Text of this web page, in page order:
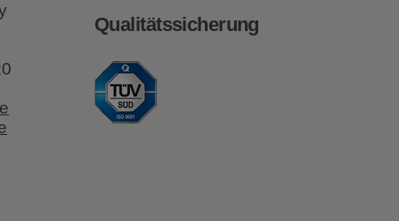
Qualitätssicherung